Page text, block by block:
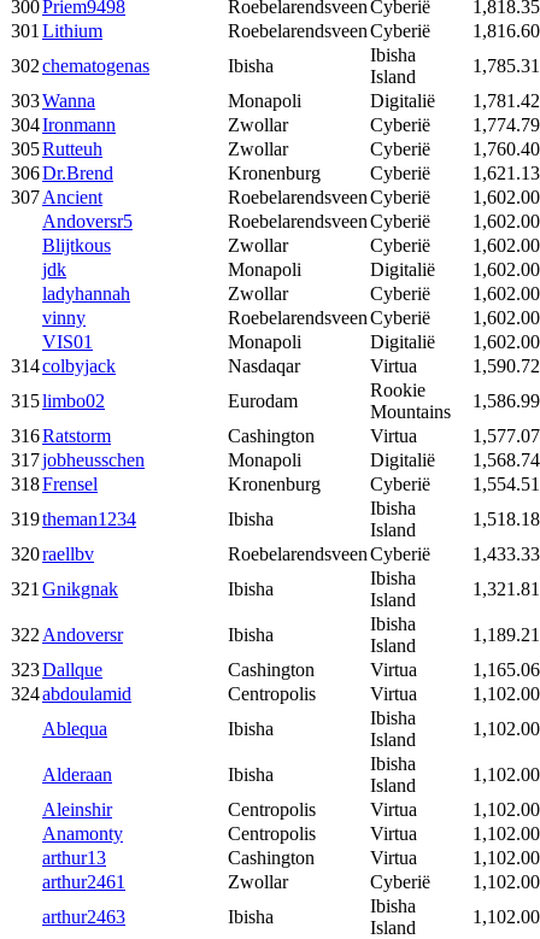
300Priem9498 RoebelarendsveenCyberië
1,818.35
301 Lithium RoebelarendsveenCyberië
1,816.60
302chematogenas Ibisha
Ibisha
Island
1,785.31
303Wanna Monapoli Digitalië
1,781.42
304Ironmann Zwollar Cyberië
1,774.79
305Rutteuh Zwollar Cyberië
1,760.40
306Dr.Brend Kronenburg Cyberië
1,621.13
307Ancient RoebelarendsveenCyberië
1,602.00
Andoversr5
RoebelarendsveenCyberië
1,602.00
Blijtkous
Zwollar Cyberië
1,602.00
jdk
Monapoli Digitalië
1,602.00
ladyhannah
Zwollar Cyberië
1,602.00
vinny
RoebelarendsveenCyberië
1,602.00
VIS01
Monapoli Digitalië
1,602.00
314colbyjack Nasdaqar Virtua
1,590.72
315limbo02 Eurodam
Rookie
Mountains
1,586.99
316Ratstorm Cashington Virtua
1,577.07
317jobheusschen Monapoli Digitalië
1,568.74
318Frensel Kronenburg Cyberië
1,554.51
319theman1234 Ibisha
Ibisha
Island
1,518.18
320raellbv RoebelarendsveenCyberië
1,433.33
321 Gnikgnak Ibisha
Ibisha
Island
1,321.81
322 Andoversr Ibisha
Ibisha
Island
1,189.21
323Dallque Cashington Virtua
1,165.06
324abdoulamid Centropolis Virtua
1,102.00
Ablequa
Ibisha
Ibisha
Island
1,102.00
Alderaan Ibisha
Ibisha
Island
1,102.00
Aleinshir
Centropolis Virtua
1,102.00
Anamonty
Centropolis Virtua
1,102.00
arthur13
Cashington Virtua
1,102.00
arthur2461
Zwollar Cyberië
1,102.00
arthur2463
Ibisha
Ibisha
Island
1,102.00